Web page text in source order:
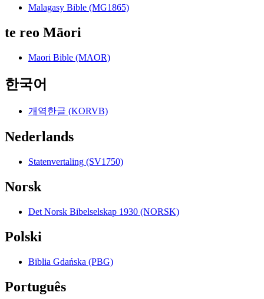
Malagasy Bible (MG1865)
te reo Māori
Maori Bible (MAOR)
한국어
개역한글 (KORVB)
Nederlands
Statenvertaling (SV1750)
Norsk
Det Norsk Bibelselskap 1930 (NORSK)
Polski
Biblia Gdańska (PBG)
Português